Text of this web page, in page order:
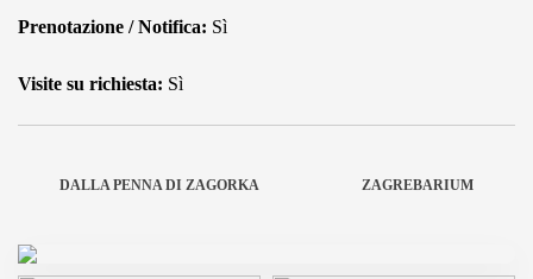
Prenotazione / Notifica: Sì
Visite su richiesta: Sì
DALLA PENNA DI ZAGORKA ZAGREBARIUM